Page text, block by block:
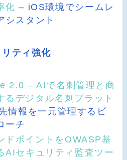
化 – iOS環境でシームレ
シスタント
ティ強化
2.0 – AIで名刺管理と商
るデジタル名刺プラット
情報を一元管理するビ
ーチ
ポイントをOWASP基
AIセキュリティ監査ツー